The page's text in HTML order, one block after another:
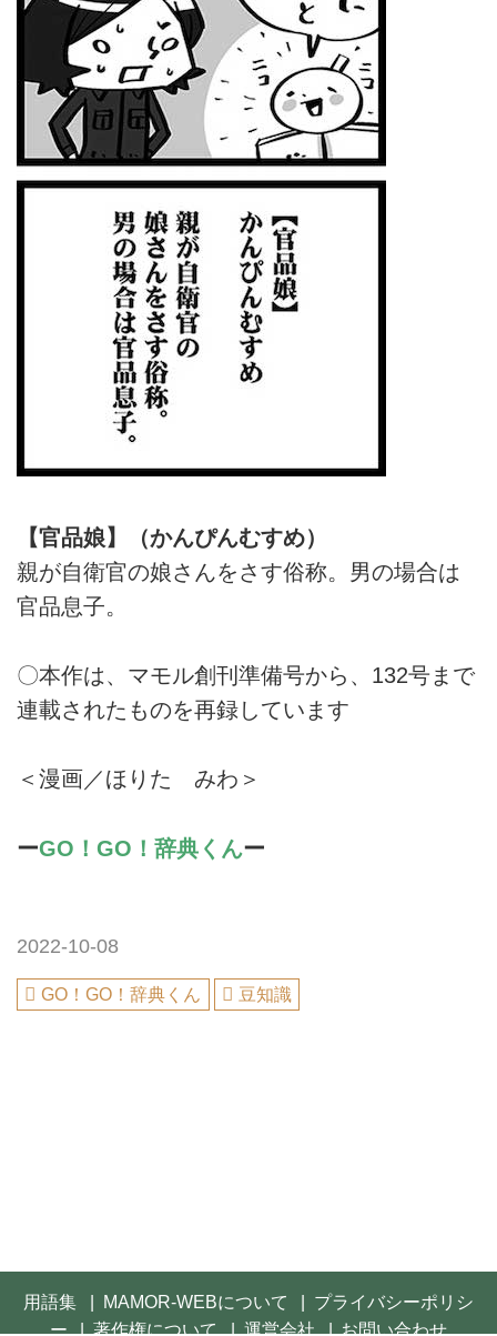
【官品娘】（かんぴんむすめ）
親が自衛官の娘さんをさす俗称。男の場合は
官品息子。
〇本作は、マモル創刊準備号から、132号まで
連載されたものを再録しています
＜漫画／ほりた みわ＞
ーGO！GO！辞典くんー
2022-10-08
GO！GO！辞典くん 豆知識
用語集 MAMOR-WEBについて
プライバシーポリシ
ー
著作権について 運営会社 お問い合わせ